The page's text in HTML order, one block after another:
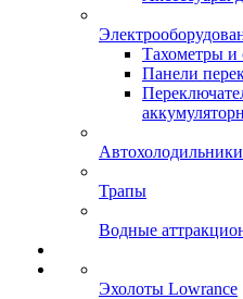
Тахометры и
Панели
Трапы
Водные
Эхолоты Lowrance